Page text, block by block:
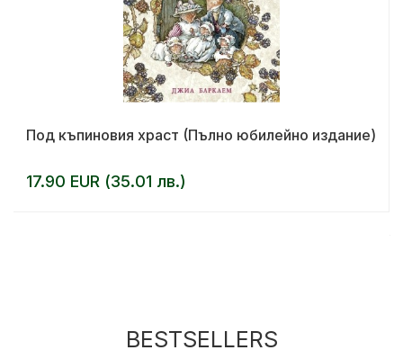
Под къпиновия храст (Пълно юбилейно издание)
17.90 EUR (35.01 лв.)
BESTSELLERS